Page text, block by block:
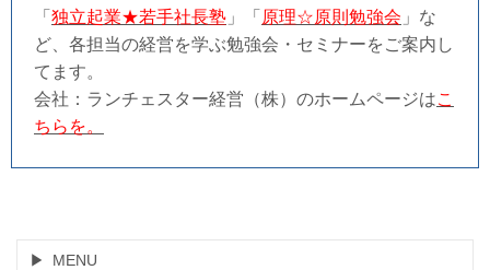
「 独立起業★若手社長塾 」「 原理☆原則勉強会 」な
ど、各担当の経営を学ぶ勉強会・セミナーをご案内し
てます。
会社：ランチェスター経営（株）のホームページはこ
ちらを。
MENU